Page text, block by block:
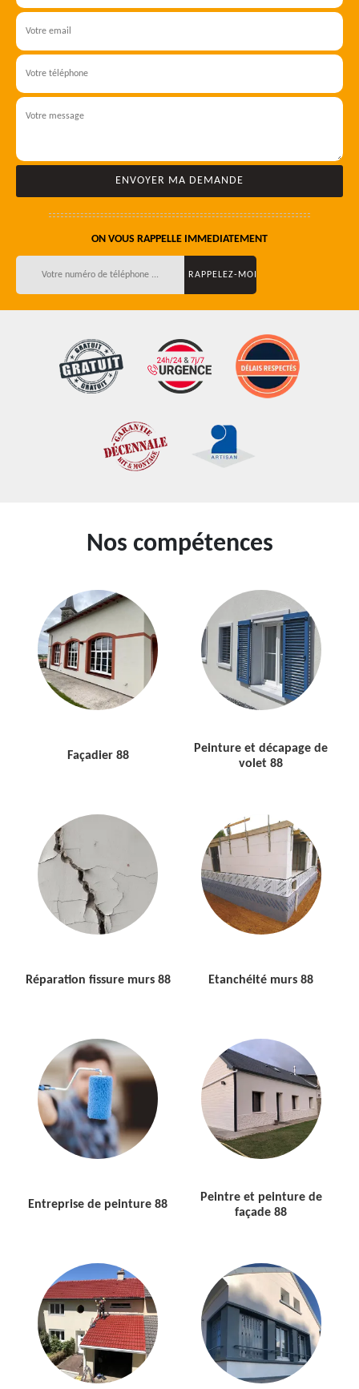
ON VOUS RAPPELLE IMMEDIATEMENT
Nos compétences
Façadier 88
Peinture et décapage de
volet 88
Réparation fissure murs 88 Etanchéité murs 88
Entreprise de peinture 88
Peintre et peinture de
façade 88